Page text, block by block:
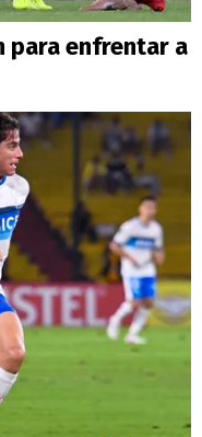
para enfrentar a